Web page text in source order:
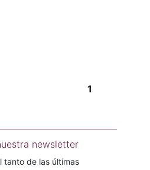
1
newsletter
tanto de las últimas